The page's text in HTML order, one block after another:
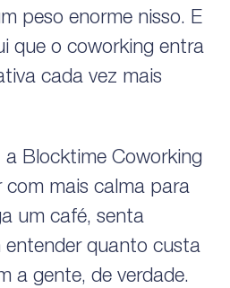
peso enorme nisso. E
que o coworking entra
cada vez mais
a Blocktime Coworking
com mais calma para
um café, senta
entender quanto custa
a gente, de verdade.